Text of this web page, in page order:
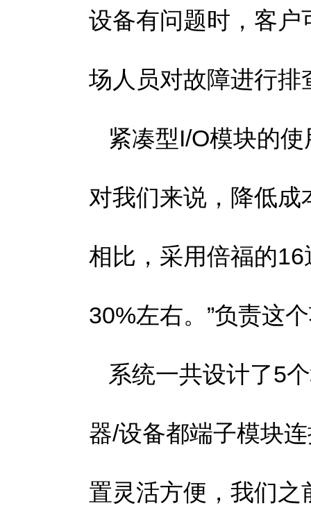
设备有问题时，客
场人员对故障进行排
紧凑型I/O模块的
对我们来说，降低
相比，采用倍福的
30%左右。”负责这
系统一共设计了5
器/设备都端子模块
置灵活方便，我们